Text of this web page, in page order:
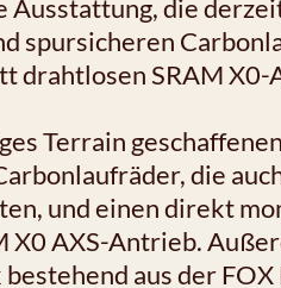
die
spursicheren
drahtlosen SRAM
Terrain
die
und einen direkt
X0 AXS-Antrieb.
aus der